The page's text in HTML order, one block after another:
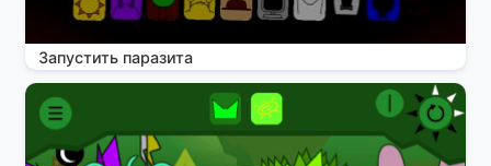
Запустить паразита